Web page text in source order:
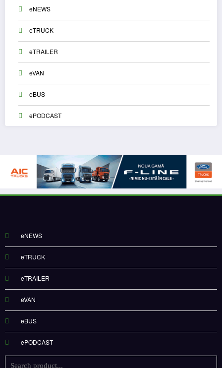
eNEWS
eTRUCK
eTRAILER
eVAN
eBUS
ePODCAST
eNEWS
eTRUCK
eTRAILER
eVAN
eBUS
ePODCAST